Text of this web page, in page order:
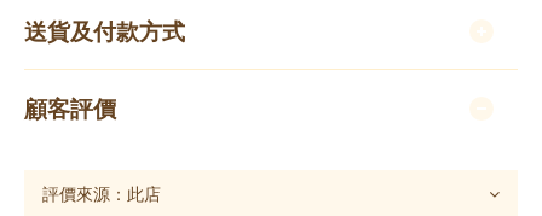
送貨及付款方式
顧客評價